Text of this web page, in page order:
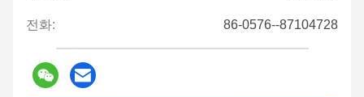
전화: 86-0576--87104728